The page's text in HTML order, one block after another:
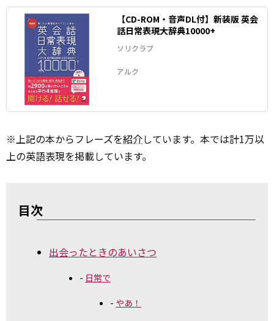
【CD-ROM・音声DL付】新装版 英会
話日常表現大辞典10000+
ソリクラブ
アルク
※上記の本からフレーズを紹介しています。本では計1万以
上の英語表現を掲載しています。
目次
出会ったときのあいさつ
日常で
やあ！